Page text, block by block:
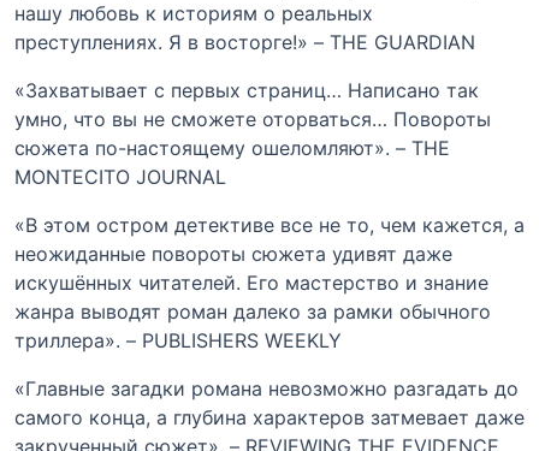
нашу любовь к историям о реальных
преступлениях. Я в восторге!» – THE GUARDIAN
«Захватывает с первых страниц… Написано так
умно, что вы не сможете оторваться… Повороты
сюжета по-настоящему ошеломляют». – THE
MONTECITO JOURNAL
«В этом остром детективе все не то, чем кажется, а
неожиданные повороты сюжета удивят даже
искушённых читателей. Его мастерство и знание
жанра выводят роман далеко за рамки обычного
триллера». – PUBLISHERS WEEKLY
«Главные загадки романа невозможно разгадать до
самого конца, а глубина характеров затмевает даже